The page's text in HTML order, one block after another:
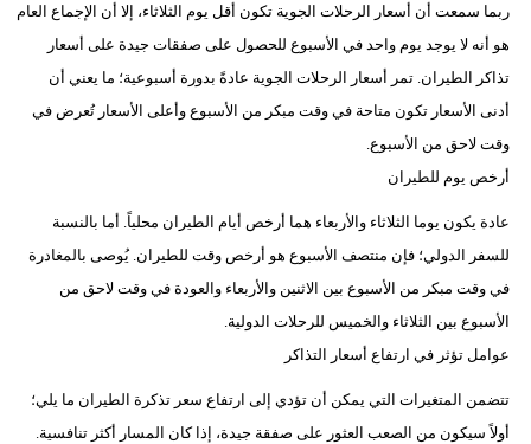
ربما سمعت أن أسعار الرحلات الجوية تكون أقل يوم الثلاثاء، إلا أن الإجماع العام
هو أنه لا يوجد يوم واحد في الأسبوع للحصول على صفقات جيدة على أسعار
تذاكر الطيران. تمر أسعار الرحلات الجوية عادةً بدورة أسبوعية؛ ما يعني أن
أدنى الأسعار تكون متاحة في وقت مبكر من الأسبوع وأعلى الأسعار تُعرض في
وقت لاحق من الأسبوع.
أرخص يوم للطيران
عادة يكون يوما الثلاثاء والأربعاء هما أرخص أيام الطيران محلياً. أما بالنسبة
للسفر الدولي؛ فإن منتصف الأسبوع هو أرخص وقت للطيران. يُوصى بالمغادرة
في وقت مبكر من الأسبوع بين الاثنين والأربعاء والعودة في وقت لاحق من
الأسبوع بين الثلاثاء والخميس للرحلات الدولية.
عوامل تؤثر في ارتفاع أسعار التذاكر
تتضمن المتغيرات التي يمكن أن تؤدي إلى ارتفاع سعر تذكرة الطيران ما يلي؛
أولاً سيكون من الصعب العثور على صفقة جيدة، إذا كان المسار أكثر تنافسية.